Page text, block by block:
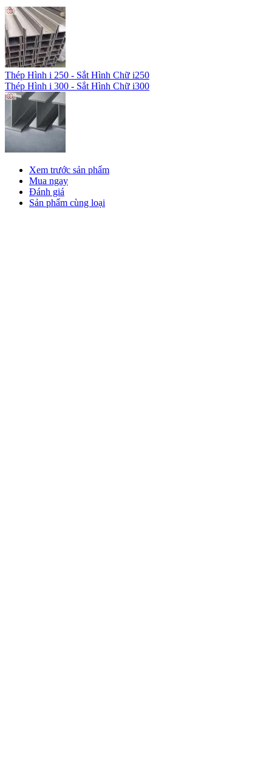
Thép Hình i 250 - Sắt Hình Chữ i250
Thép Hình i 300 - Sắt Hình Chữ i300
Xem trước sản phẩm
Mua ngay
Đánh giá
Sản phẩm cùng loại